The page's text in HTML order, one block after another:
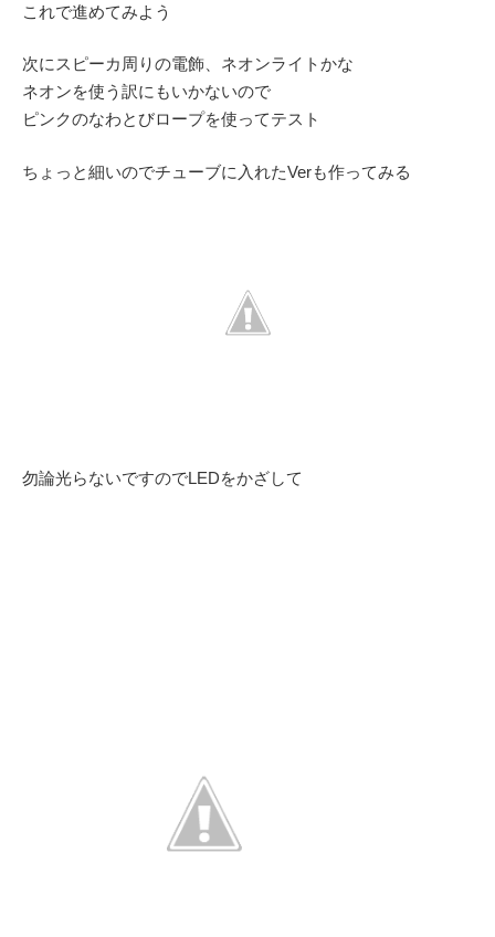
これで進めてみよう
次にスピーカ周りの電飾、ネオンライトかな
ネオンを使う訳にもいかないので
ピンクのなわとびロープを使ってテスト
ちょっと細いのでチューブに入れたVerも作ってみる
勿論光らないですのでLEDをかざして